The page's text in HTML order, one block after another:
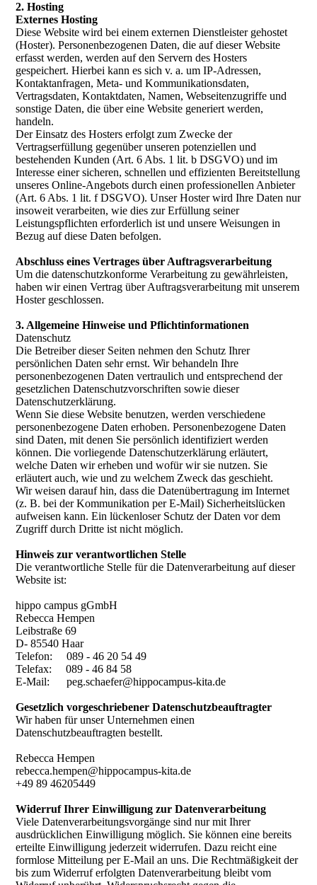
2. Hosting
Externes Hosting
Diese Website wird bei einem externen Dienstleister gehostet
(Hoster). Personenbezogenen Daten, die auf dieser Website
erfasst werden, werden auf den Servern des Hosters
gespeichert. Hierbei kann es sich v. a. um IP-Adressen,
Kontaktanfragen, Meta- und Kommunikationsdaten,
Vertragsdaten, Kontaktdaten, Namen, Webseitenzugriffe und
sonstige Daten, die über eine Website generiert werden,
handeln.
Der Einsatz des Hosters erfolgt zum Zwecke der
Vertragserfüllung gegenüber unseren potenziellen und
bestehenden Kunden (Art. 6 Abs. 1 lit. b DSGVO) und im
Interesse einer sicheren, schnellen und effizienten Bereitstellung
unseres Online-Angebots durch einen professionellen Anbieter
(Art. 6 Abs. 1 lit. f DSGVO). Unser Hoster wird Ihre Daten nur
insoweit verarbeiten, wie dies zur Erfüllung seiner
Leistungspflichten erforderlich ist und unsere Weisungen in
Bezug auf diese Daten befolgen.
Abschluss eines Vertrages über Auftragsverarbeitung
Um die datenschutzkonforme Verarbeitung zu gewährleisten,
haben wir einen Vertrag über Auftragsverarbeitung mit unserem
Hoster geschlossen.
3. Allgemeine Hinweise und Pflichtinformationen
Datenschutz
Die Betreiber dieser Seiten nehmen den Schutz Ihrer
persönlichen Daten sehr ernst. Wir behandeln Ihre
personenbezogenen Daten vertraulich und entsprechend der
gesetzlichen Datenschutzvorschriften sowie dieser
Datenschutzerklärung.
Wenn Sie diese Website benutzen, werden verschiedene
personenbezogene Daten erhoben. Personenbezogene Daten
sind Daten, mit denen Sie persönlich identifiziert werden
können. Die vorliegende Datenschutzerklärung erläutert,
welche Daten wir erheben und wofür wir sie nutzen. Sie
erläutert auch, wie und zu welchem Zweck das geschieht.
Wir weisen darauf hin, dass die Datenübertragung im Internet
(z. B. bei der Kommunikation per E-Mail) Sicherheitslücken
aufweisen kann. Ein lückenloser Schutz der Daten vor dem
Zugriff durch Dritte ist nicht möglich.
Hinweis zur verantwortlichen Stelle
Die verantwortliche Stelle für die Datenverarbeitung auf dieser
Website ist:
hippo campus gGmbH
Rebecca Hempen
Leibstraße 69
D- 85540 Haar
Telefon: 089 - 46 20 54 49
Telefax: 089 - 46 84 58
E-Mail: peg.schaefer@hippocampus-kita.de
Gesetzlich vorgeschriebener Datenschutzbeauftragter
Wir haben für unser Unternehmen einen
Datenschutzbeauftragten bestellt.
Rebecca Hempen
rebecca.hempen@hippocampus-kita.de
+49 89 46205449
Widerruf Ihrer Einwilligung zur Datenverarbeitung
Viele Datenverarbeitungsvorgänge sind nur mit Ihrer
ausdrücklichen Einwilligung möglich. Sie können eine bereits
erteilte Einwilligung jederzeit widerrufen. Dazu reicht eine
formlose Mitteilung per E-Mail an uns. Die Rechtmäßigkeit der
bis zum Widerruf erfolgten Datenverarbeitung bleibt vom